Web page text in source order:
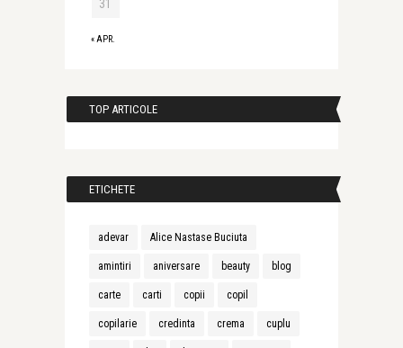
« APR.
31
TOP ARTICOLE
ETICHETE
adevar Alice Nastase Buciuta
amintiri aniversare beauty blog
carte carti copii copil
copilarie credinta crema cuplu